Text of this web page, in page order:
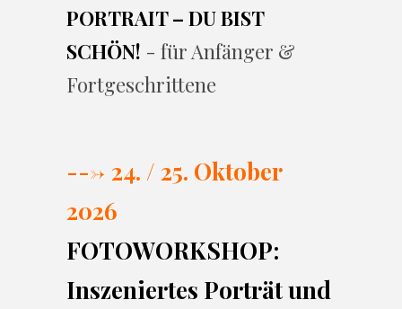
PORTRAIT – DU BIST
SCHÖN! - für Anfänger &
Fortgeschrittene
---> 24. / 25. Oktober
2026
FOTOWORKSHOP:
Inszeniertes Porträt und